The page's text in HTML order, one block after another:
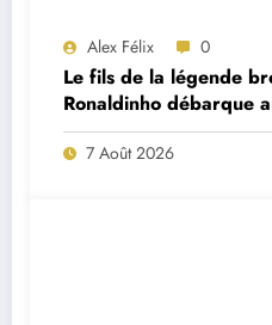
Alex Félix 0
Le fils de la légende
Ronaldinho débarque
7 Août 2026